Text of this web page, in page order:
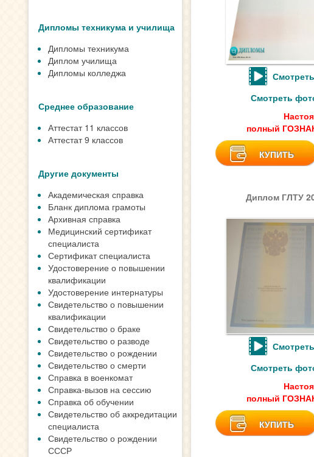
Дипломы техникума и училища
Дипломы техникума
Диплом училища
Дипломы колледжа
Среднее образование
Аттестат 11 классов
Аттестат 9 классов
Другие документы
Академическая справка
Бланк диплома грамоты
Архивная справка
Медицинский сертификат
специалиста
Сертификат специалиста
Удостоверение о повышении
квалификации
Удостоверение интернатуры
Свидетельство о повышении
квалификации
Свидетельство о браке
Свидетельство о разводе
Свидетельство о рождении
Свидетельство о смерти
Справка в военкомат
Справка-вызов на сессию
Справка об обучении
Свидетельство об аккредитации
специалиста
Свидетельство о рождении
СССР
Смотреть
полный
КУПИТЬ
Диплом ГЛТУ
Смотреть
полный
КУПИТЬ